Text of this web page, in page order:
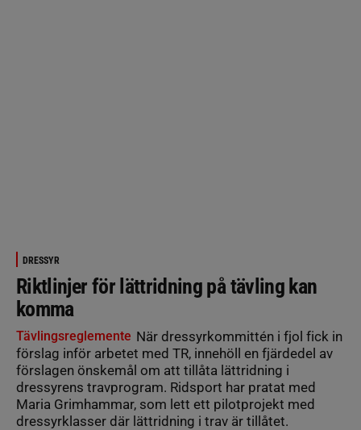
DRESSYR
Riktlinjer för lättridning på tävling kan
komma
Tävlingsreglemente När dressyrkommittén i fjol fick in
förslag inför arbetet med TR, innehöll en fjärdedel av
förslagen önskemål om att tillåta lättridning i
dressyrens travprogram. Ridsport har pratat med
Maria Grimhammar, som lett ett pilotprojekt med
dressyrklasser där lättridning i trav är tillåtet.